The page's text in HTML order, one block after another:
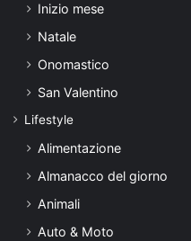
Inizio mese
Natale
Onomastico
San Valentino
Lifestyle
Alimentazione
Almanacco del giorno
Animali
Auto & Moto